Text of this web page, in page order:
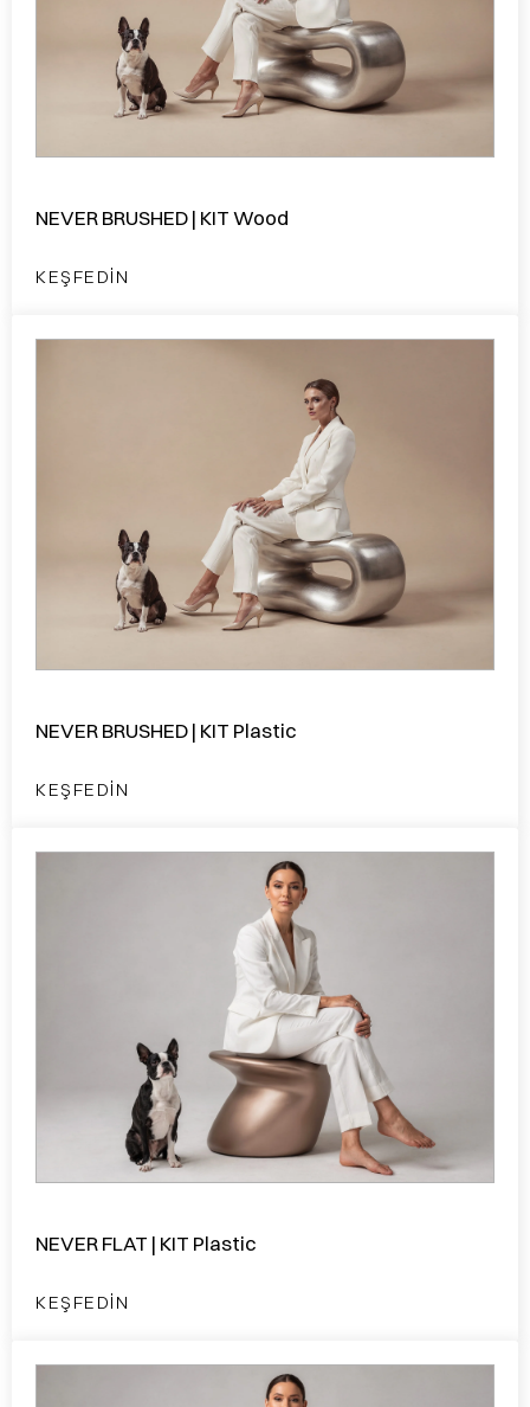
NEVER BRUSHED | KIT Wood
KEŞFEDIN
NEVER BRUSHED | KIT Plastic
KEŞFEDIN
NEVER FLAT | KIT Plastic
KEŞFEDIN